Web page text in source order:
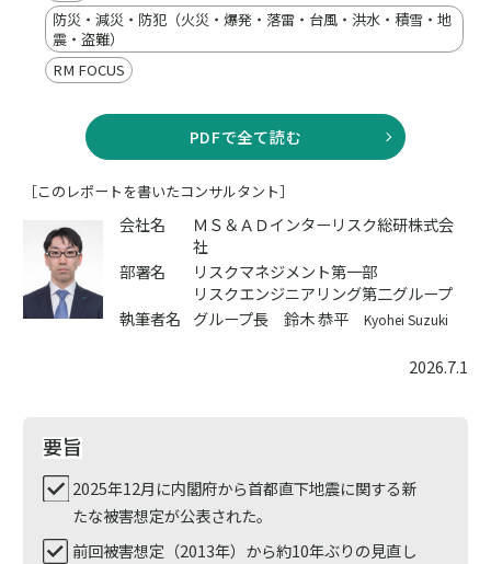
防災・減災・防犯（火災・爆発・落雷・台風・洪水・積雪・地
震・盗難）
RM FOCUS
PDFで全て読む
［このレポートを書いたコンサルタント］
会社名
ＭＳ＆ＡＤインターリスク総研株式会
社
部署名
リスクマネジメント第一部
リスクエンジニアリング第二グループ
執筆者名
グループ長 鈴木 恭平 Kyohei Suzuki
2026.7.1
要旨
2025年12月に内閣府から首都直下地震に関する新
たな被害想定が公表された。
前回被害想定（2013年）から約10年ぶりの見直し